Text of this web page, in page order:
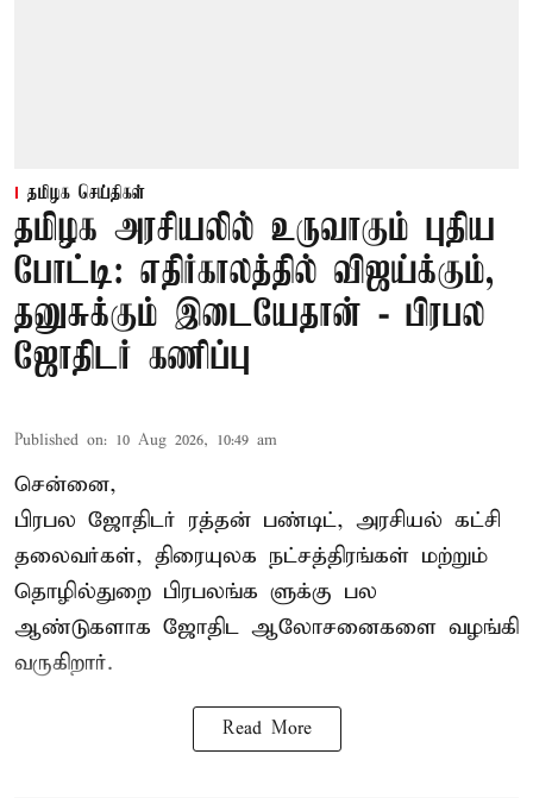
தமிழக செய்திகள்
தமிழக அரசியலில் உருவாகும் புதிய
போட்டி: எதிர்காலத்தில் விஜய்க்கும்,
தனுசுக்கும் இடையேதான் - பிரபல
ஜோதிடர் கணிப்பு
Published on: 10 Aug 2026, 10:49 am
சென்னை,
பிரபல ஜோதிடர் ரத்தன் பண்டிட், அரசியல் கட்சி
தலைவர்கள், திரையுலக நட்சத்திரங்கள் மற்றும்
தொழில்துறை பிரபலங்க ளுக்கு பல
ஆண்டுகளாக ஜோதிட ஆலோசனைகளை வழங்கி
வருகிறார்.
Read More